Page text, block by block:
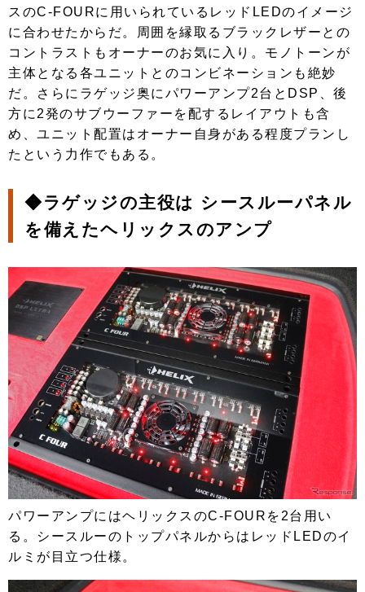
スのC-FOURに用いられているレッドLEDのイメージ
に合わせたからだ。周囲を縁取るブラックレザーとの
コントラストもオーナーのお気に入り。モノトーンが
主体となる各ユニットとのコンビネーションも絶妙
だ。さらにラゲッジ奥にパワーアンプ2台とDSP、後
方に2発のサブウーファーを配するレイアウトも含
め、ユニット配置はオーナー自身がある程度プランし
たという力作でもある。
◆ラゲッジの主役は シースルーパネル
を備えたヘリックスのアンプ
パワーアンプにはヘリックスのC-FOURを2台用い
る。シースルーのトップパネルからはレッドLEDのイ
ルミが目立つ仕様。